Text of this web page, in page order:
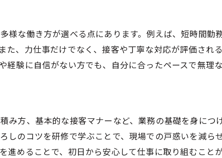
齢の自由度が高い軽貨物の魅力とは
や学生も自由なスタイルで働ける軽貨物
物ドライバーの服装選びのポイントを解説
に始められる軽貨物の自由な職場環境
立しやすい軽貨物ドライバーの実態
物は学業との両立がしやすい働き方
様な働き方が選べる点にあります。例えば、短時間勤
た、力仕事だけでなく、接客や丁寧な対応が評価され
験に自信がない方でも、自分に合ったペースで無理
み方、基本的な接客マナーなど、業務の基礎を身につ
しのコツを研修で学ぶことで、現場での戸惑いを減ら
進めることで、初日から安心して仕事に取り組むこと